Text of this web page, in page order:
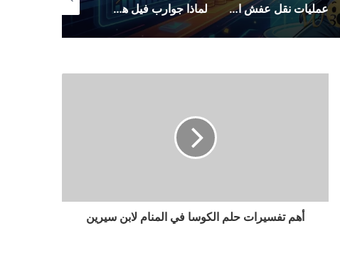
لماذا جوارب فيل هي الأكثر راحة؟ أسرار الجودة والتصنيع
أهم تفسيرات حلم الكوسا في المنام لابن سيرين